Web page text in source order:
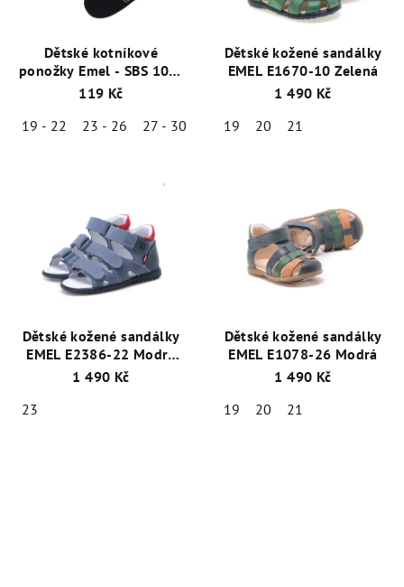
Dětské kotníkové
ponožky Emel - SBS 100-
42 / Černá
119 Kč
19 - 22
23 - 26 27 - 30
Dětské kožené sandálky
EMEL E1670-10 Zelená
1 490 Kč
19
20 21
Dětské kožené sandálky
EMEL E2386-22 Modrá
(Poslední vel 23)
1 490 Kč
23
Dětské kožené sandálky
EMEL E1078-26 Modrá
1 490 Kč
19
20 21